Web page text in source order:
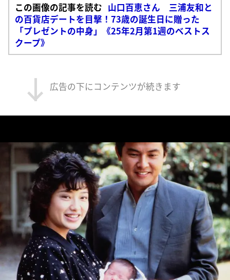
この画像の記事を読む 山口百恵さん 三浦友和と
の百貨店デートを目撃！73歳の誕生日に贈った
「プレゼントの中身」《25年2月第1週のベストス
クープ》
広告の下にコンテンツが続きます